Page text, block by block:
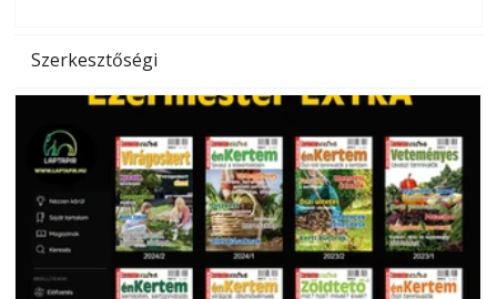
Szerkesztőségi